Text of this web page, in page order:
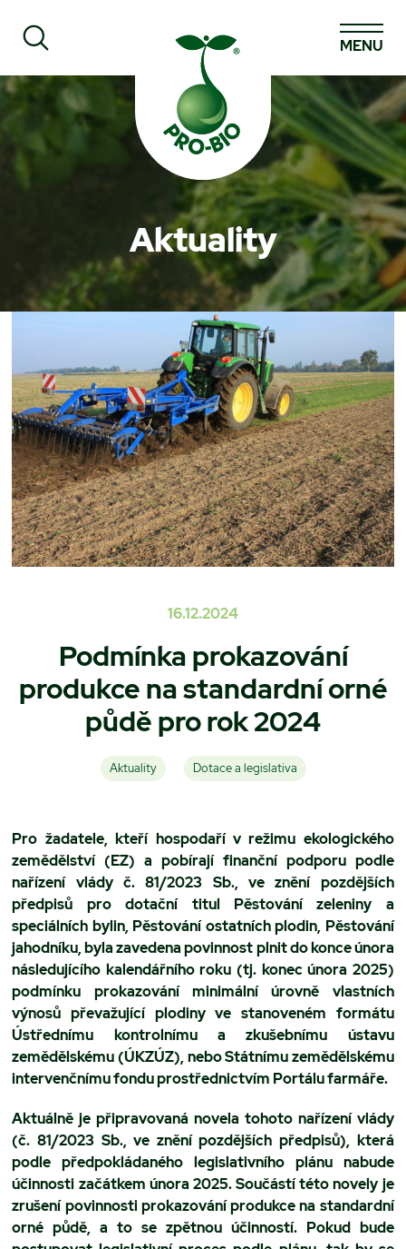
Prohledat PRO-BIO
MENU
Aktuality
16.12.2024
Podmínka prokazování
produkce na standardní orné
půdě pro rok 2024
Aktuality Dotace a legislativa
Pro žadatele, kteří hospodaří v režimu ekologického
zemědělství (EZ) a pobírají finanční podporu podle
nařízení vlády č. 81/2023 Sb., ve znění pozdějších
předpisů pro dotační titul Pěstování zeleniny a
speciálních bylin, Pěstování ostatních plodin, Pěstování
jahodníku, byla zavedena povinnost plnit do konce února
následujícího kalendářního roku (tj. konec února 2025)
podmínku prokazování minimální úrovně vlastních
výnosů převažující plodiny ve stanoveném formátu
Ústřednímu kontrolnímu a zkušebnímu ústavu
zemědělskému (ÚKZÚZ), nebo Státnímu zemědělskému
intervenčnímu fondu prostřednictvím Portálu farmáře.
Aktuálně je připravovaná novela tohoto nařízení vlády
(č. 81/2023 Sb., ve znění pozdějších předpisů), která
podle předpokládaného legislativního plánu nabude
účinnosti začátkem února 2025. Součástí této novely je
zrušení povinnosti prokazování produkce na standardní
orné půdě, a to se zpětnou účinností. Pokud bude